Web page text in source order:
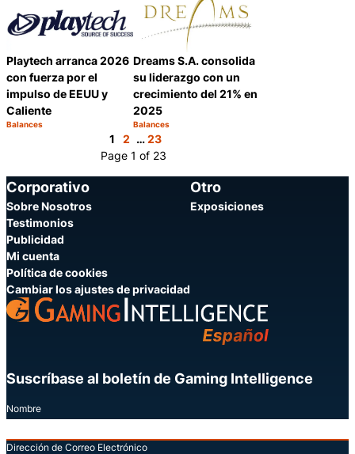
Playtech arranca 2026
con fuerza por el
impulso de EEUU y
Caliente
Categoría:
Balances
Compartir
Dreams S.A. consolida
su liderazgo con un
crecimiento del 21% en
2025
Categoría:
Balances
1 2 … 23
Page 1 of 23
Corporativo
Sobre Nosotros
Testimonios
Publicidad
Mi cuenta
Política de cookies
Cambiar los ajustes de privacidad
Otro
Exposiciones
Suscríbase al boletín de Gaming Intelligence
Nombre
Dirección de Correo Electrónico